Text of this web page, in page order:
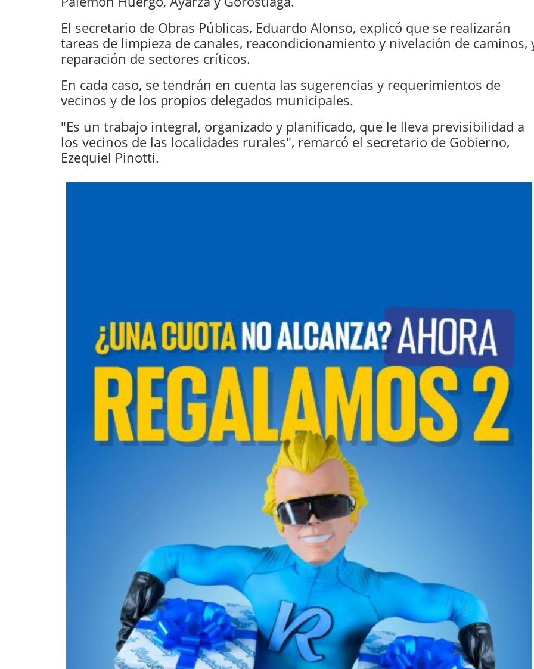
El secretario de Obras Públicas, Eduardo Alonso, explicó que se realizarán
tareas de limpieza de canales, reacondicionamiento y nivelación de caminos,
reparación de sectores críticos.
En cada caso, se tendrán en cuenta las sugerencias y requerimientos de
vecinos y de los propios delegados municipales.
"Es un trabajo integral, organizado y planificado, que le lleva previsibilidad a
los vecinos de las localidades rurales", remarcó el secretario de Gobierno,
Ezequiel Pinotti.